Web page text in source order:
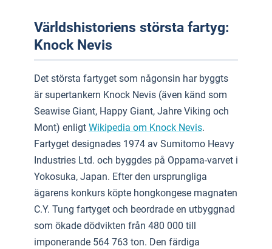
Världshistoriens största fartyg:
Knock Nevis
Det största fartyget som någonsin har byggts
är supertankern Knock Nevis (även känd som
Seawise Giant, Happy Giant, Jahre Viking och
Mont) enligt Wikipedia om Knock Nevis.
Fartyget designades 1974 av Sumitomo Heavy
Industries Ltd. och byggdes på Oppama-varvet i
Yokosuka, Japan. Efter den ursprungliga
ägarens konkurs köpte hongkongese magnaten
C.Y. Tung fartyget och beordrade en utbyggnad
som ökade dödvikten från 480 000 till
imponerande 564 763 ton. Den färdiga